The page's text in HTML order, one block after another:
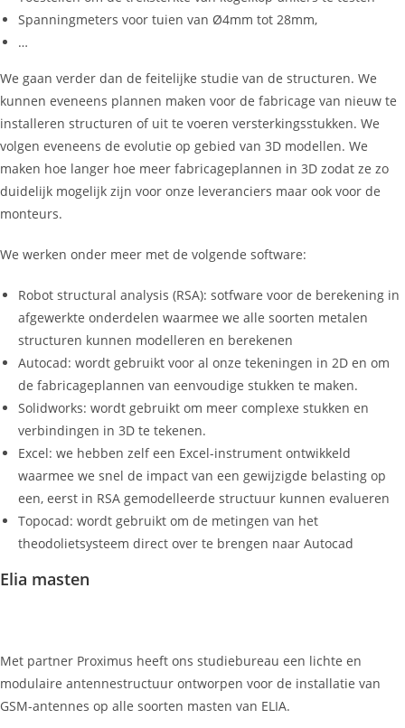
Spanningmeters voor tuien van Ø4mm tot 28mm,
…
We gaan verder dan de feitelijke studie van de structuren. We
kunnen eveneens plannen maken voor de fabricage van nieuw te
installeren structuren of uit te voeren versterkingsstukken. We
volgen eveneens de evolutie op gebied van 3D modellen. We
maken hoe langer hoe meer fabricageplannen in 3D zodat ze zo
duidelijk mogelijk zijn voor onze leveranciers maar ook voor de
monteurs.
We werken onder meer met de volgende software:
Robot structural analysis (RSA): sotfware voor de berekening in
afgewerkte onderdelen waarmee we alle soorten metalen
structuren kunnen modelleren en berekenen
Autocad: wordt gebruikt voor al onze tekeningen in 2D en om
de fabricageplannen van eenvoudige stukken te maken.
Solidworks: wordt gebruikt om meer complexe stukken en
verbindingen in 3D te tekenen.
Excel: we hebben zelf een Excel-instrument ontwikkeld
waarmee we snel de impact van een gewijzigde belasting op
een, eerst in RSA gemodelleerde structuur kunnen evalueren
Topocad: wordt gebruikt om de metingen van het
theodolietsysteem direct over te brengen naar Autocad
Elia masten
Met partner Proximus heeft ons studiebureau een lichte en
modulaire antennestructuur ontworpen voor de installatie van
GSM-antennes op alle soorten masten van ELIA.